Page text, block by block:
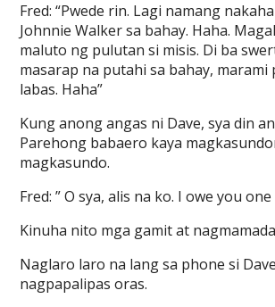
Fred: “Pwede rin. Lagi namang
Johnnie Walker sa bahay. Haha.
maluto ng pulutan si misis. Di ba
masarap na putahi sa bahay, marami
labas. Haha”
Kung anong angas ni Dave, sya din
Parehong babaero kaya
magkasundo.
Fred: ” O sya, alis na ko. I owe you one
Kinuha nito mga gamit at
Naglaro laro na lang sa phone si
nagpapalipas oras.